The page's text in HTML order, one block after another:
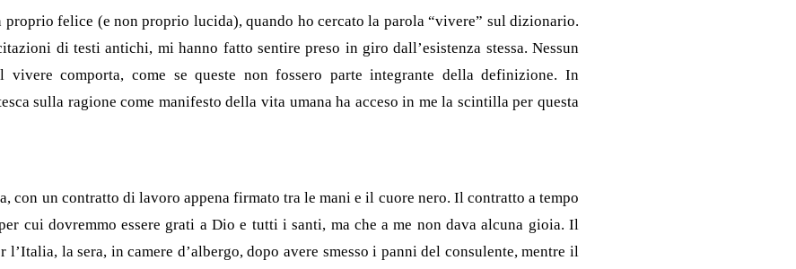
proprio felice (e non proprio lucida), quando ho cercato la parola “vivere” sul dizionario.
di testi antichi, mi hanno fatto sentire preso in giro dall’esistenza stessa. Nessun
comporta, come se queste non fossero parte integrante della definizione. In
sulla ragione come manifesto della vita umana ha acceso in me la scintilla per questa
con un contratto di lavoro appena firmato tra le mani e il cuore nero. Il contratto a tempo
cui dovremmo essere grati a Dio e tutti i santi, ma che a me non dava alcuna gioia. Il
la sera, in camere d’albergo, dopo avere smesso i panni del consulente, mentre il